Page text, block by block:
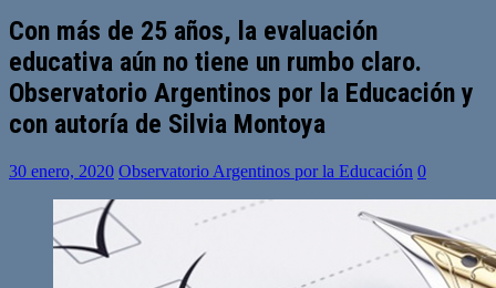
Con más de 25 años, la evaluación
educativa aún no tiene un rumbo claro.
Observatorio Argentinos por la Educación y
con autoría de Silvia Montoya
30 enero, 2020 Observatorio Argentinos por la Educación 0